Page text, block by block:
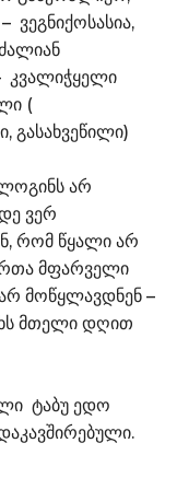
ვეგნიქოსასია,
კვალიჭყელი
(
გასახვეწილი)
ლოგინს არ
ვერ
რომ წყალი არ
მფარველი
არ მოწყლავდნენ –
მთელი დღით
ტაბუ ედო